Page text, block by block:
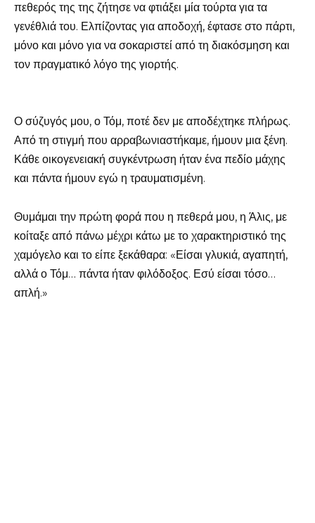
πεθερός της της ζήτησε να φτιάξει μία τούρτα για τα
γενέθλιά του. Ελπίζοντας για αποδοχή, έφτασε στο πάρτι,
μόνο και μόνο για να σοκαριστεί από τη διακόσμηση και
τον πραγματικό λόγο της γιορτής.
Ο σύζυγός μου, ο Τόμ, ποτέ δεν με αποδέχτηκε πλήρως.
Από τη στιγμή που αρραβωνιαστήκαμε, ήμουν μια ξένη.
Κάθε οικογενειακή συγκέντρωση ήταν ένα πεδίο μάχης
και πάντα ήμουν εγώ η τραυματισμένη.
Θυμάμαι την πρώτη φορά που η πεθερά μου, η Άλις, με
κοίταξε από πάνω μέχρι κάτω με το χαρακτηριστικό της
χαμόγελο και το είπε ξεκάθαρα: «Είσαι γλυκιά, αγαπητή,
αλλά ο Τόμ… πάντα ήταν φιλόδοξος. Εσύ είσαι τόσο…
απλή.»